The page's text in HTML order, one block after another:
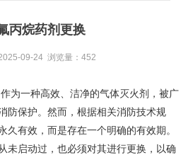
丙烷药剂更换
09-24 浏览量：452
为一种高效、洁净的气体灭火剂，被广
防保护。然而，根据相关消防技术规
久有效，而是存在一个明确的有效期。
未启动过，也必须对其进行更换，以确